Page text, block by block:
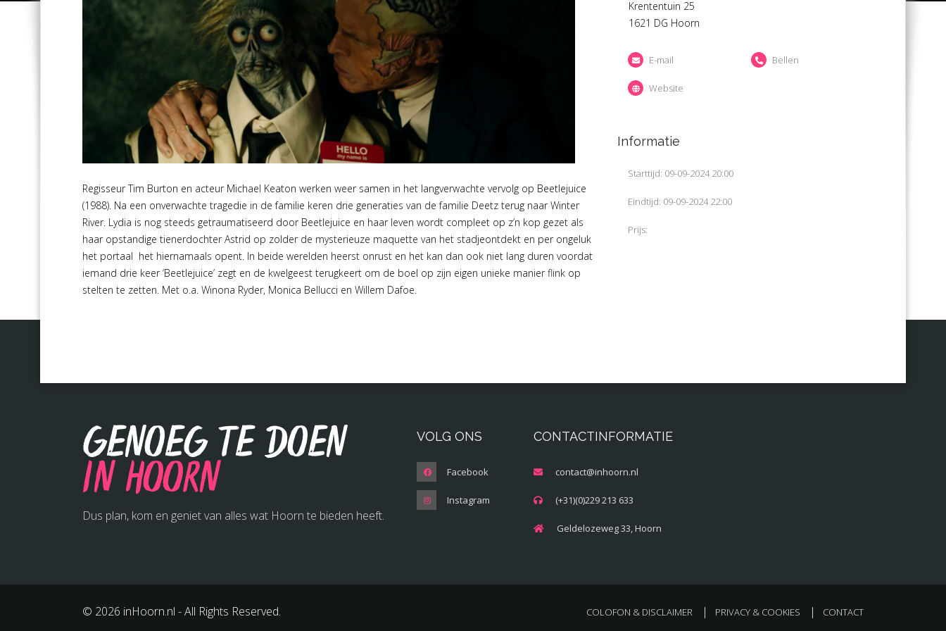
Regisseur Tim Burton en acteur Michael Keaton werken weer samen in het langverwachte vervolg op Beetlejuice
(1988). Na een onverwachte tragedie in de familie keren drie generaties van de familie Deetz terug naar Winter
River. Lydia is nog steeds getraumatiseerd door Beetlejuice en haar leven wordt compleet op z’n kop gezet als
haar opstandige tienerdochter Astrid op zolder de mysterieuze maquette van het stadjeontdekt en per ongeluk
het portaal het hiernamaals opent. In beide werelden heerst onrust en het kan dan ook niet lang duren voordat
iemand drie keer ‘Beetlejuice’ zegt en de kwelgeest terugkeert om de boel op zijn eigen unieke manier flink op
stelten te zetten. Met o.a. Winona Ryder, Monica Bellucci en Willem Dafoe.
Krententuin 25
1621 DG Hoorn
E-mail Bellen
Website
Informatie
Starttijd: 09-09-2024 20:00
Eindtijd: 09-09-2024 22:00
Prijs:
Genoeg te doen
in Hoorn
Dus plan, kom en geniet van alles wat Hoorn te bieden heeft.
VOLG ONS
Facebook
Instagram
CONTACTINFORMATIE
contact@inhoorn.nl
(+31)(0)229 213 633
Geldelozeweg 33, Hoorn
© 2026 inHoorn.nl - All Rights Reserved. COLOFON & DISCLAIMER PRIVACY & COOKIES CONTACT